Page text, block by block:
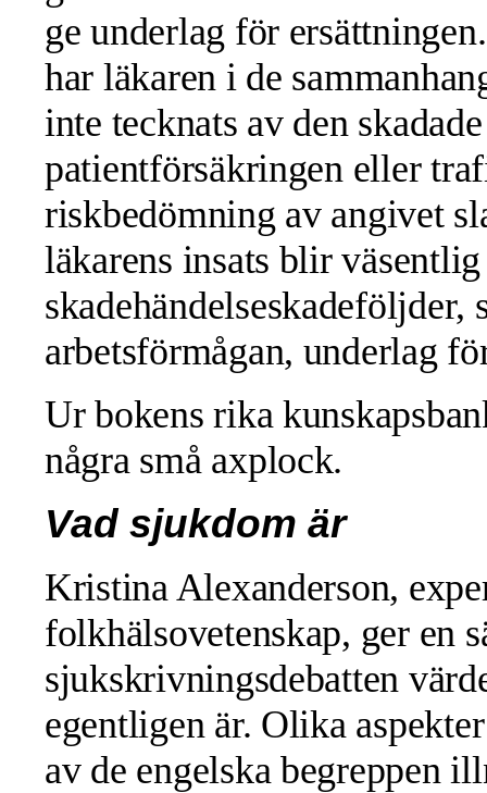
ge underlag för
har läkaren i de
inte tecknats av den
patientförsäkringen eller
riskbedömning av angivet
läkarens insats blir
skadehändelseskadeföljder,
arbetsförmågan, underlag
Ur bokens rika
några små axplock.
Vad sjukdom är
Kristina Alexanderson,
folkhälsovetenskap, ger en
sjukskrivningsdebatten
egentligen är. Olika
av de engelska begreppen